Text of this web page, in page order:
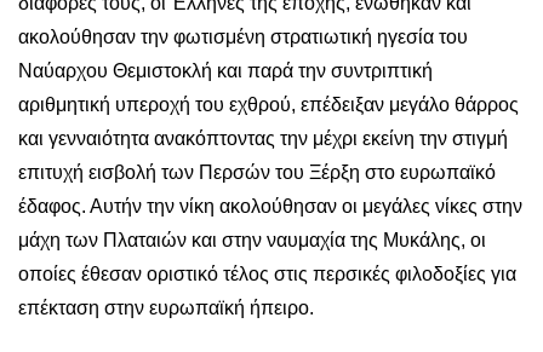
ακολούθησαν την φωτισμένη στρατιωτική ηγεσία του
Ναύαρχου Θεμιστοκλή και παρά την συντριπτική
αριθμητική υπεροχή του εχθρού, επέδειξαν μεγάλο θάρρος
και γενναιότητα ανακόπτοντας την μέχρι εκείνη την στιγμή
επιτυχή εισβολή των Περσών του Ξέρξη στο ευρωπαϊκό
έδαφος. Αυτήν την νίκη ακολούθησαν οι μεγάλες νίκες στην
μάχη των Πλαταιών και στην ναυμαχία της Μυκάλης, οι
οποίες έθεσαν οριστικό τέλος στις περσικές φιλοδοξίες για
επέκταση στην ευρωπαϊκή ήπειρο.